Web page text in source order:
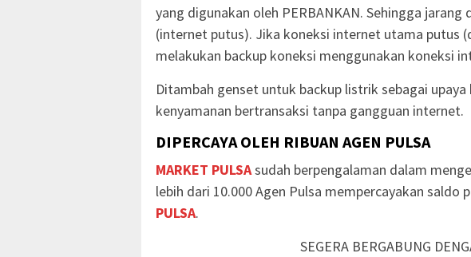
yang digunakan oleh PERBANKAN. Sehingga jarang
(internet putus). Jika koneksi internet utama putus
melakukan backup koneksi menggunakan koneksi
Ditambah genset untuk backup listrik sebagai
kenyamanan bertransaksi tanpa gangguan internet.
DIPERCAYA OLEH RIBUAN AGEN PULSA
MARKET PULSAsudah berpengalaman dalam
lebih dari 10.000 Agen Pulsa mempercayakan saldo
PULSA.
SEGERA BERGABUNG